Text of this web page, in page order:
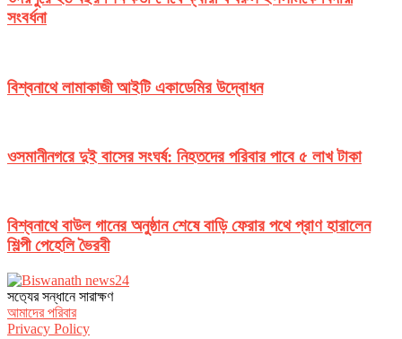
সংবর্ধনা
বিশ্বনাথে লামাকাজী আইটি একাডেমির উদ্বোধন
ওসমানীনগরে দুই বাসের সংঘর্ষ: নিহতদের পরিবার পাবে ৫ লাখ টাকা
বিশ্বনাথে বাউল গানের অনুষ্ঠান শেষে বাড়ি ফেরার পথে প্রাণ হারালেন
শিল্পী পেহেলি ভৈরবী
সত‌্যের সন্ধানে সারাক্ষণ
আমাদের পরিবার
Privacy Policy